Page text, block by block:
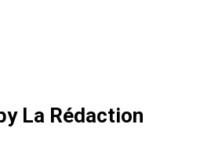
La Rédaction